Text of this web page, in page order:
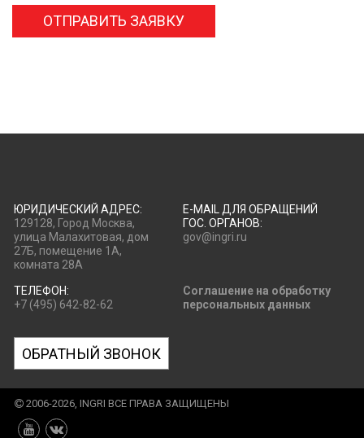
ОТПРАВИТЬ ЗАЯВКУ
ЮРИДИЧЕСКИЙ АДРЕС:
129128, Город Москва,
улица Малахитовая, дом
27Б, помещение 1А,
комната 28А
E-MAIL ДЛЯ ОБРАЩЕНИЙ
ГОС. ОРГАНОВ:
gov@ingri.ru
ТЕЛЕФОН:
+7 (495) 642-82-62
Соглашение на обработку
персональных данных
ОБРАТНЫЙ ЗВОНОК
2006-2026, INGRI ВСЕ ПРАВА ЗАЩИЩЕНЫ